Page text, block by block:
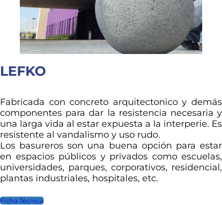
LEFKO
Fabricada con concreto arquitectonico y demás
componentes para dar la resistencia necesaria y
una larga vida al estar expuesta a la interperie. Es
resistente al vandalismo y uso rudo.
Los basureros son una buena opción para estar
en espacios públicos y privados como escuelas,
universidades, parques, corporativos, residencial,
plantas industriales, hospitales, etc.
Ficha Técnica